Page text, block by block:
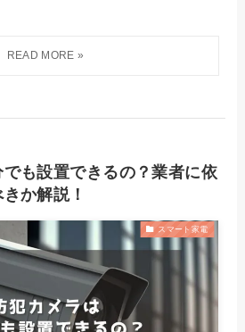
も設置できるの？業者に依
か解説！
スマート家電